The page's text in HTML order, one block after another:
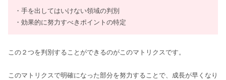
・手を出してはいけない領域の判別
・効果的に努力すべきポイントの特定
この２つを判別することができるのがこのマトリクスです。
このマトリクスで明確になった部分を努力することで、成長が早くなり